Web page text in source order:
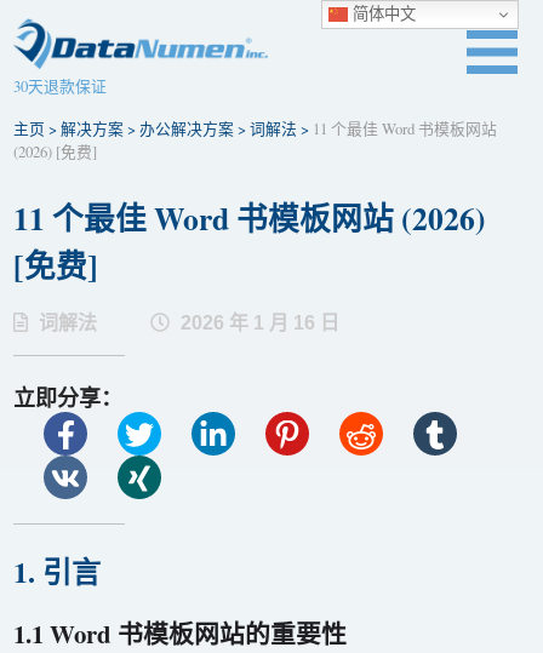
30天退款保证
主页 >解决方案>办公解决方案>词解法 > 11 个最佳 Word 书模板网站
(2026) [免费]
11 个最佳 Word 书模板网站 (2026)
[免费]
词解法 2026 年 1 月 16 日
立即分享：
1. 引言
1.1 Word 书模板网站的重要性
简体中文